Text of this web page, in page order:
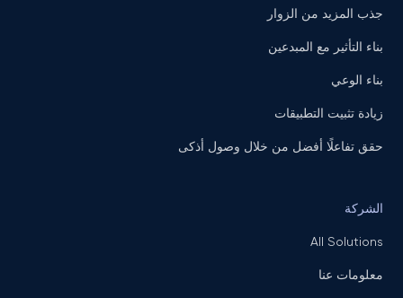
جذب المزيد من الزوار
بناء التأثير مع المبدعين
بناء الوعي
زيادة تثبيت التطبيقات
حقق تفاعلًا أفضل من خلال وصول أذكى
الشركة
All Solutions
معلومات عنا